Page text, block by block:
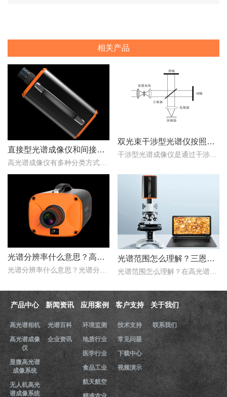
相关产品
直接型光谱成像仪和间接型光谱成像仪区别
双光束干涉型光谱仪按照调制方式不同可分为哪些类型？
光谱分辨率什么意思？高光谱成像仪光谱分辨率范围多少？ 光谱范围怎么理解？三恩时高光谱成像仪光谱范围是多少nm？
光谱范围怎么理解？在高光谱成像仪的性能指标评价中，光谱范围是一项重要的指标，它用于表示高光谱成像仪能够在该谱段内实现理想成像的范围。那么，三恩时高光谱成像仪光谱..
产品中心
高光谱相机
高光谱成像
仪
显微高光谱
成像系统
无人机高光
谱成像系统
新闻资讯
光谱百科
企业资讯
应用案例
环境监测
地质行业
医学行业
食品工业
航天航空
客户支持
技术支持
常见问题
下载中心
视频演示
关于我们
联系我们